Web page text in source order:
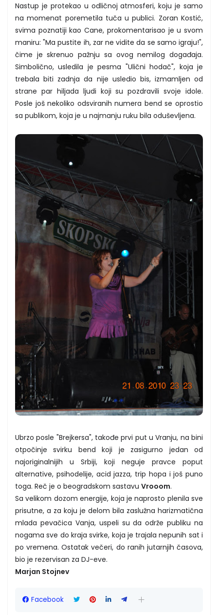
Nastup je protekao u odličnoj atmosferi, koju je samo
na momenat poremetila tuča u publici. Zoran Kostić,
svima poznatiji kao Cane, prokomentarisao je u svom
maniru: "Ma pustite ih, zar ne vidite da se samo igraju!",
čime je skrenuo pažnju sa ovog nemilog događaja.
Simbolično, usledila je pesma "Ulični hodač", koja je
trebala biti zadnja da nije usledio bis, izmamljen od
strane par hiljada ljudi koji su pozdravili svoje idole.
Posle još nekoliko odsviranih numera bend se oprostio
sa publikom, koja je u najmanju ruku bila oduševljena.
Ubrzo posle "Brejkersa", takođe prvi put u Vranju, na bini
otpočinje svirku bend koji je zasigurno jedan od
najoriginalnijih u Srbiji, koji neguje pravce poput
alternative, psihodelije, acid jazza, trip hopa i još puno
toga. Reč je o beogradskom sastavu Vrooom.
Sa velikom dozom energije, koja je naprosto plenila sve
prisutne, a za koju je delom bila zaslužna harizmatična
mlada pevačica Vanja, uspeli su da održe publiku na
nogama sve do kraja svirke, koja je trajala nepunih sat i
po vremena. Ostatak večeri, do ranih jutarnjih časova,
bio je rezervisan za DJ-eve.
Marjan Stojnev
Facebook